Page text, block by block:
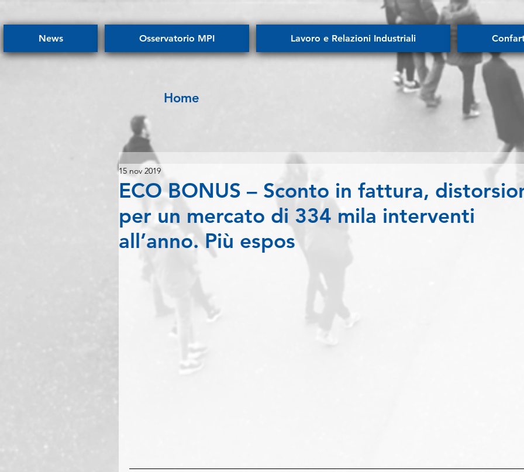
News Osservatorio MPI Lavoro e Relazioni Industriali
Home
ECO BONUS – Sconto in fattura,
per un mercato di 334 mila interventi
all’anno. Più espos
15 nov 2019